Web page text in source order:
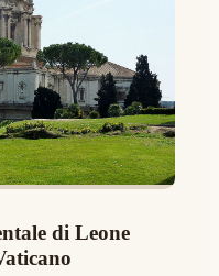
di Leone